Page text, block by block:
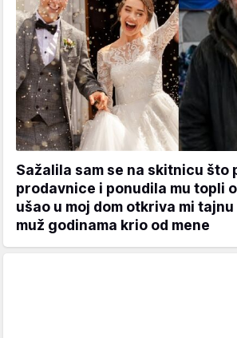
Sažalila sam se na skitnicu što
prodavnice i ponudila mu topli
ušao u moj dom otkriva mi tajnu
muž godinama krio od mene